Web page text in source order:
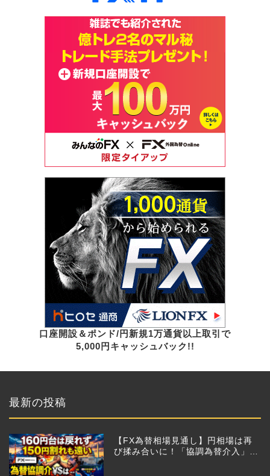
口座開設＆ポンド/円新規1万通貨以上取引で
5,000円キャッシュバック!!
最新の投稿
【FX為替相場見通し】円相場は再
び揉み合いに！「協調為替介入」再